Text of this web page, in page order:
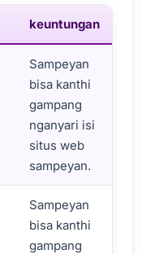
keuntungan
Sampeyan
bisa kanthi
gampang
nganyari isi
situs web
sampeyan.
Sampeyan
bisa kanthi
gampang